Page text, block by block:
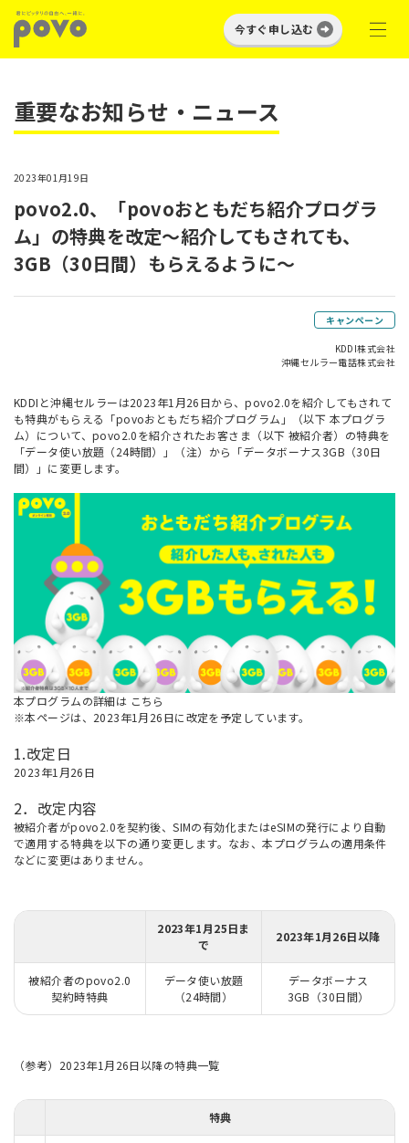
今すぐ申し込む
重要なお知らせ・ニュース
2023年01月19日
povo2.0、「povoおともだち紹介プログラ
ム」の特典を改定～紹介してもされても、
3GB（30日間）もらえるように～
キャンペーン
KDDI株式会社
沖縄セルラー電話株式会社
KDDIと沖縄セルラーは2023年1月26日から、povo2.0を紹介してもされて
も特典がもらえる「povoおともだち紹介プログラム」（以下 本プログラ
ム）について、povo2.0を紹介されたお客さま（以下 被紹介者）の特典を
「データ使い放題（24時間）」（注）から「データボーナス3GB（30日
間）」に変更します。
本プログラムの詳細は こちら
※本ページは、2023年1月26日に改定を予定しています。
1.改定日
2023年1月26日
2．改定内容
被紹介者がpovo2.0を契約後、SIMの有効化またはeSIMの発行により自動
で適用する特典を以下の通り変更します。なお、本プログラムの適用条件
などに変更はありません。
2023年1月25日ま
で
2023年1月26日以降
被紹介者のpovo2.0
契約時特典
データ使い放題
（24時間）
データボーナス
3GB（30日間）
（参考）2023年1月26日以降の特典一覧
特典